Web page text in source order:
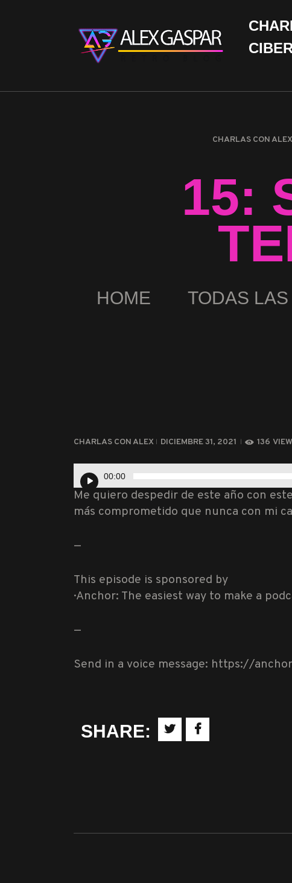
CHARLAS CON ALEX
15:
HOME TODAS
CHARLAS CON ALEX DICIEMBRE 31, 2021 136
Reproductor
de
audio
00:00
Me quiero despedir de este año con
más comprometido que nunca con mi
—
This episode is sponsored by
· Anchor: The easiest way to make a
—
Send in a voice message: https://
SHARE: